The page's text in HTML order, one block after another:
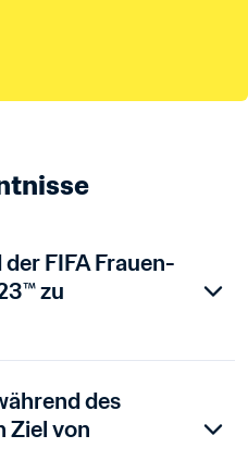
FIFA Frauen-
zu
des
Ziel von